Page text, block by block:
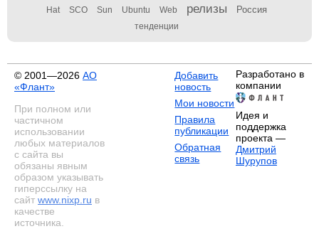
Hat SCO Sun Ubuntu Web релизы Россия
тенденции
© 2001—2026 АО
«Флант»
При полном или
частичном
использовании
любых материалов
с сайта вы
обязаны явным
образом указывать
гиперссылку на
сайт www.nixp.ru в
качестве
источника.
Добавить
новость
Мои новости
Правила
публикации
Обратная
связь
Разработано в
компании
Идея и
поддержка
проекта —
Дмитрий
Шурупов